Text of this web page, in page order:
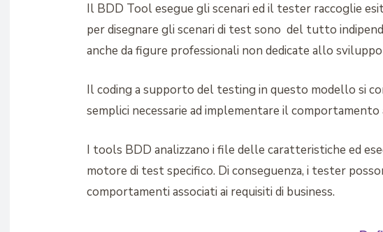
Il BDD Tool esegue gli scenari ed il tester raccoglie
per disegnare gli scenari di test sono del tutto
anche da figure professionali non dedicate allo
Il coding a supporto del testing in questo modello si
semplici necessarie ad implementare il
I tools BDD analizzano i file delle caratteristiche ed
motore di test specifico. Di conseguenza, i tester
comportamenti associati ai requisiti di business.